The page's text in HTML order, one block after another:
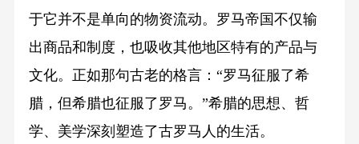
于它并不是单向的物资流动。罗马帝国不仅输
出商品和制度，也吸收其他地区特有的产品与
文化。正如那句古老的格言：“罗马征服了希
腊，但希腊也征服了罗马。”希腊的思想、哲
学、美学深刻塑造了古罗马人的生活。